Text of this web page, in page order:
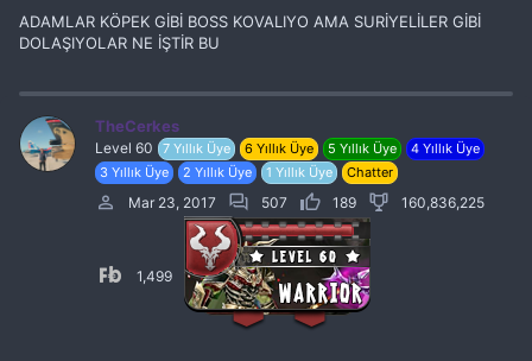
ADAMLAR KÖPEK GİBİ BOSS KOVALIYO AMA SURİYELİLER GİBİ
DOLAŞIYOLAR NE İŞTİR BU
TheCerkes
Level 60 7 Yıllık Üye 6 Yıllık Üye 5 Yıllık Üye
4 Yıllık Üye
3 Yıllık Üye
2 Yıllık Üye 1 Yıllık Üye Chatter
Mar 23, 2017 507 189 160,836,225
1,499